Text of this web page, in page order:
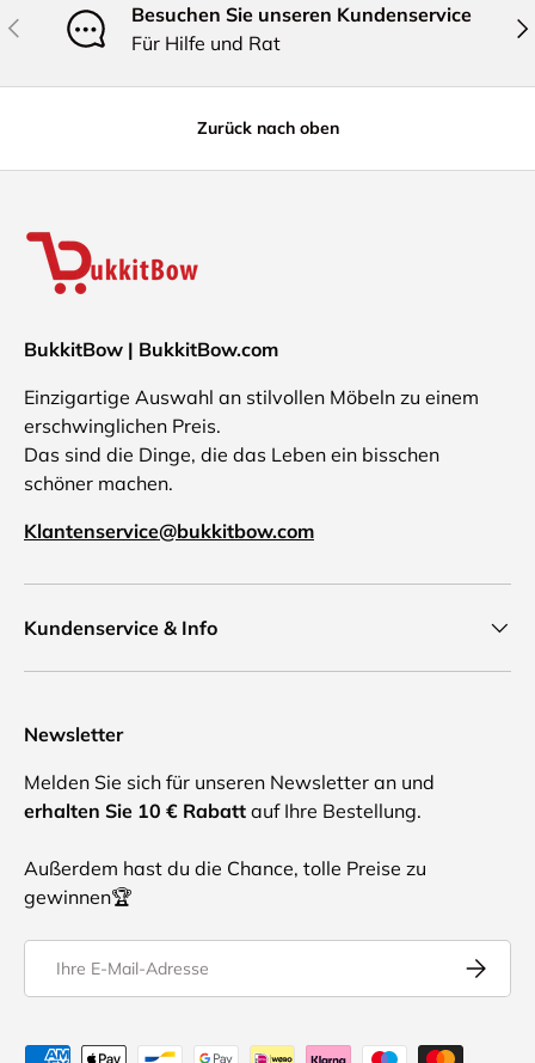
Vorherige
Besuchen Sie unseren Kundenservice
Für Hilfe und Rat
Zurück nach oben
BukkitBow | BukkitBow.com
Einzigartige Auswahl an stilvollen Möbeln zu einem
erschwinglichen Preis.
Das sind die Dinge, die das Leben ein bisschen
schöner machen.
Klantenservice@bukkitbow.com
Kundenservice & Info
Newsletter
Melden Sie sich für unseren Newsletter an und
erhalten Sie 10 € Rabatt auf Ihre Bestellung.
Außerdem hast du die Chance, tolle Preise zu
gewinnen🏆
Akzeptierte Zahlungsmethoden